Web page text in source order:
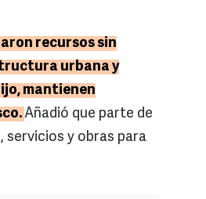
recursos sin
urbana y
mantienen
Añadió que parte de
servicios y obras para